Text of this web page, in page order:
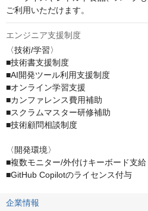
ご利用いただけます。
エンジニア支援制度
〈技術/学習〉
■技術書支援制度
■AI開発ツール利用支援制度
■オンライン学習支援
■カンファレンス費用補助
■スクラムマスター研修補助
■技術顧問相談制度
〈開発環境〉
■複数モニター/外付けキーボード支給
■GitHub Copilotのライセンス付与
企業情報